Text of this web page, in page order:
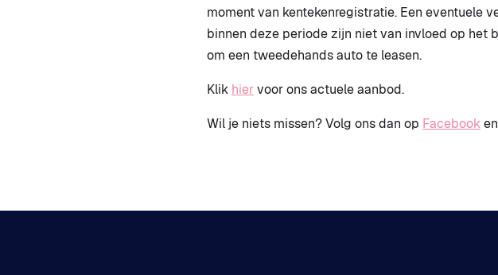
moment van kentekenregistratie. Een eventuele
binnen deze periode zijn niet van invloed op het
om een tweedehands auto te leasen.
Klik hiervoor ons actuele aanbod.
Wil je niets missen? Volg ons dan op Facebooken